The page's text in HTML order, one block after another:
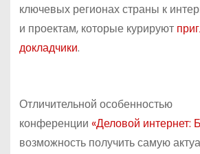
ключевых регионах страны к
и проектам, которые курируют
докладчики.
Отличительной особенностью
конференции «Деловой интернет:
возможность получить самую